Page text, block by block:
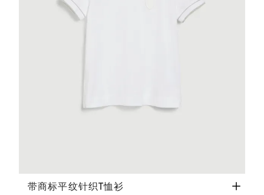
带商标平纹针织T恤衫 白色
带商标平纹针织T恤衫